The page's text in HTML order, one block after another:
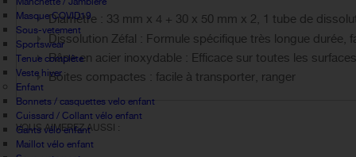
Masque COVID19
Sous-vetement
Sportswear
Tenue complète
Veste hiver
Enfant
Bonnets / casquettes velo enfant
Cuissard / Collant vélo enfant
Gants vélo enfant
Maillot vélo enfant
Diamètre : 33 mm x 4 + 30 x 50 mm x 2, 1 tube de
Dissolution Zéfal : Formule spécifique très longue durée,
Râpe en acier inoxydable : Efficace sur toutes les
Boites compactes : facile à transporter, ranger
VOUS AIMEREZ AUSSI :